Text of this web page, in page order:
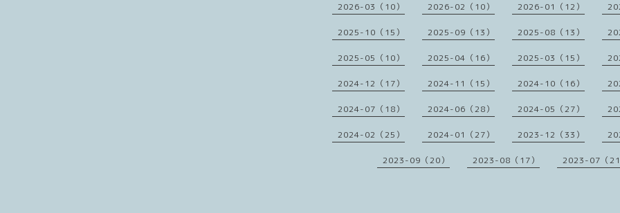
2026-03（10） 2026-02（10） 2026-01（12）
2025-10（15） 2025-09（13） 2025-08（13）
2025-05（10） 2025-04（16） 2025-03（15）
2024-12（17） 2024-11（15） 2024-10（16）
2024-07（18） 2024-06（28） 2024-05（27）
2024-02（25） 2024-01（27） 2023-12（33）
2023-09（20） 2023-08（17） 2023-07（